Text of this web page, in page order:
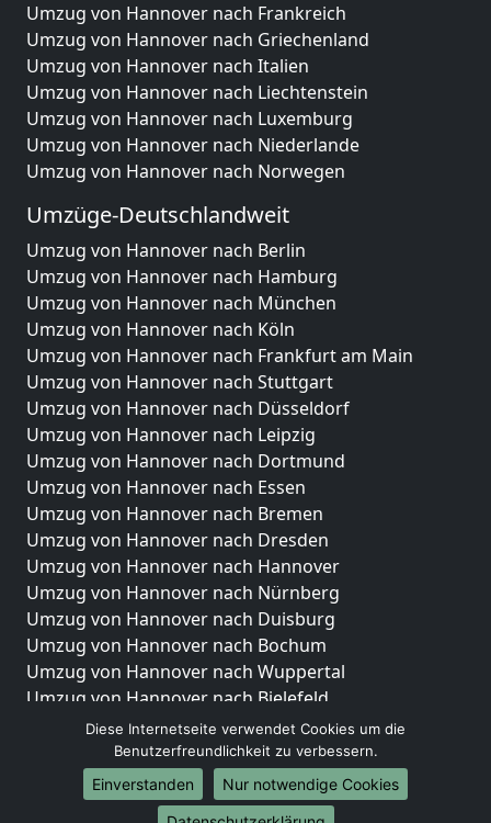
Umzug von Hannover nach Frankreich
Umzug von Hannover nach Griechenland
Umzug von Hannover nach Italien
Umzug von Hannover nach Liechtenstein
Umzug von Hannover nach Luxemburg
Umzug von Hannover nach Niederlande
Umzug von Hannover nach Norwegen
Umzüge-Deutschlandweit
Umzug von Hannover nach Berlin
Umzug von Hannover nach Hamburg
Umzug von Hannover nach München
Umzug von Hannover nach Köln
Umzug von Hannover nach Frankfurt am Main
Umzug von Hannover nach Stuttgart
Umzug von Hannover nach Düsseldorf
Umzug von Hannover nach Leipzig
Umzug von Hannover nach Dortmund
Umzug von Hannover nach Essen
Umzug von Hannover nach Bremen
Umzug von Hannover nach Dresden
Umzug von Hannover nach Hannover
Umzug von Hannover nach Nürnberg
Umzug von Hannover nach Duisburg
Umzug von Hannover nach Bochum
Umzug von Hannover nach Wuppertal
Umzug von Hannover nach Bielefeld
Umzug von Hannover nach Bonn
Umzug von Hannover nach Münster
Internationale-Umzüge
Diese Internetseite verwendet Cookies um die
Benutzerfreundlichkeit zu verbessern.
Einverstanden
Nur notwendige Cookies